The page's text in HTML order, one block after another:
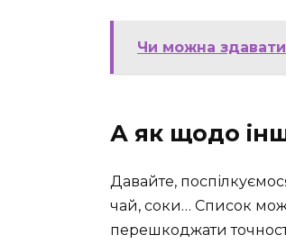
Чи можна
А як щодо
Давайте,
чай, соки… Список
перешкоджати